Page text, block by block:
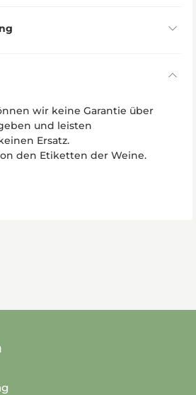
wir keine Garantie über
und leisten
Ersatz.
den Etiketten der Weine.